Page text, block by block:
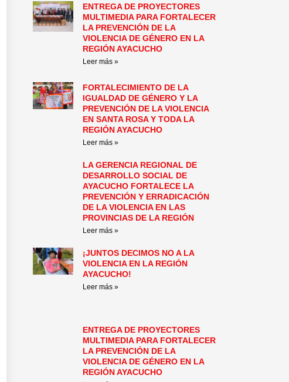
ENTREGA DE PROYECTORES
MULTIMEDIA PARA FORTALECER
LA PREVENCIÓN DE LA
VIOLENCIA DE GÉNERO EN LA
REGIÓN AYACUCHO
Leer más »
FORTALECIMIENTO DE LA
IGUALDAD DE GÉNERO Y LA
PREVENCIÓN DE LA VIOLENCIA
EN SANTA ROSA Y TODA LA
REGIÓN AYACUCHO
Leer más »
LA GERENCIA REGIONAL DE
DESARROLLO SOCIAL DE
AYACUCHO FORTALECE LA
PREVENCIÓN Y ERRADICACIÓN
DE LA VIOLENCIA EN LAS
PROVINCIAS DE LA REGIÓN
Leer más »
¡JUNTOS DECIMOS NO A LA
VIOLENCIA EN LA REGIÓN
AYACUCHO!
Leer más »
ENTREGA DE PROYECTORES
MULTIMEDIA PARA FORTALECER
LA PREVENCIÓN DE LA
VIOLENCIA DE GÉNERO EN LA
REGIÓN AYACUCHO